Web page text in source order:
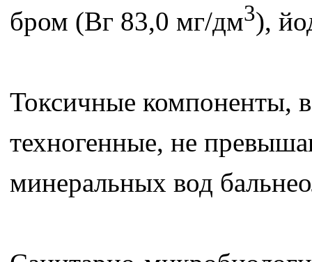
бром (Вг 83,0 мг/дм3),
Токсичные компоненты,
техногенные, не
минеральных вод